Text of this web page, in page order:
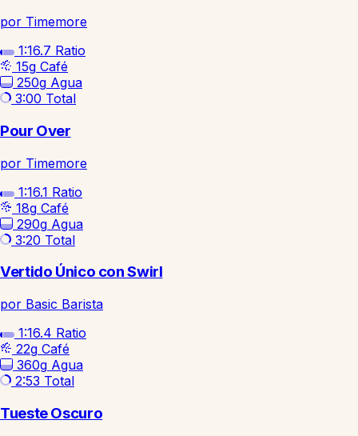
por Timemore
1:16.7 Ratio
15g Café
250g Agua
3:00 Total
Pour Over
por Timemore
1:16.1 Ratio
18g Café
290g Agua
3:20 Total
Vertido Único con Swirl
por Basic Barista
1:16.4 Ratio
22g Café
360g Agua
2:53 Total
Tueste Oscuro